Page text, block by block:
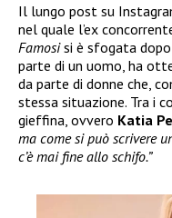
Il lungo post su
nel quale l’ex
Famosisi è sfogata dopo
parte di un uomo, ha
da parte di donne che,
stessa situazione. Tra i
gieffina, ovvero Katia
ma come si può scrivere
c’è mai fine allo schifo.”